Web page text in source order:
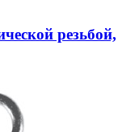
резьбой,